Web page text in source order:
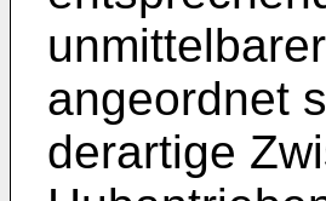
angeordnet
derartige